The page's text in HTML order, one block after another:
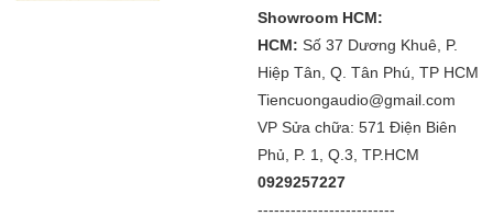
Showroom HCM:
HCM: Số 37 Dương Khuê, P.
Hiệp Tân, Q. Tân Phú, TP HCM
Tiencuongaudio@gmail.com
VP Sửa chữa: 571 Điện Biên
Phủ, P. 1, Q.3, TP.HCM
0929257227
-------------------------